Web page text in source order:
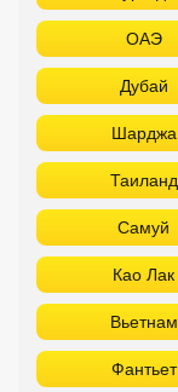
ОАЭ
Дубай
Шарджа
Таиланд
Самуй
Као Лак
Вьетнам
Фантьет